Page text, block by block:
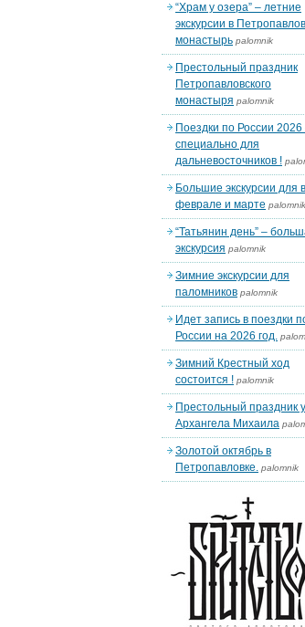
“Храм у озера” – летние
экскурсии в
монастырь palomnik
Престольный праздник
Петропавловского
монастыря palomnik
Поездки по России 2026
специально для
дальневосточников !
Большие экскурсии для
феврале и марте palomnik
“Татьянин день” –
экскурсия palomnik
Зимние экскурсии для
паломников palomnik
Идет запись в поездки
России на 2026 год.
Зимний Крестный ход
состоится ! palomnik
Престольный праздник у
Архангела Михаила
Золотой октябрь в
Петропавловке. palomnik